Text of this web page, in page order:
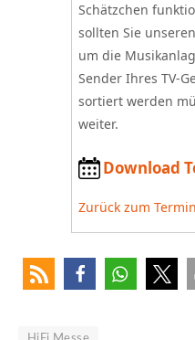
Schätzchen
sollten Sie
um die
Sender Ihres TV-
sortiert werden
weiter.
Download
Zurück zum